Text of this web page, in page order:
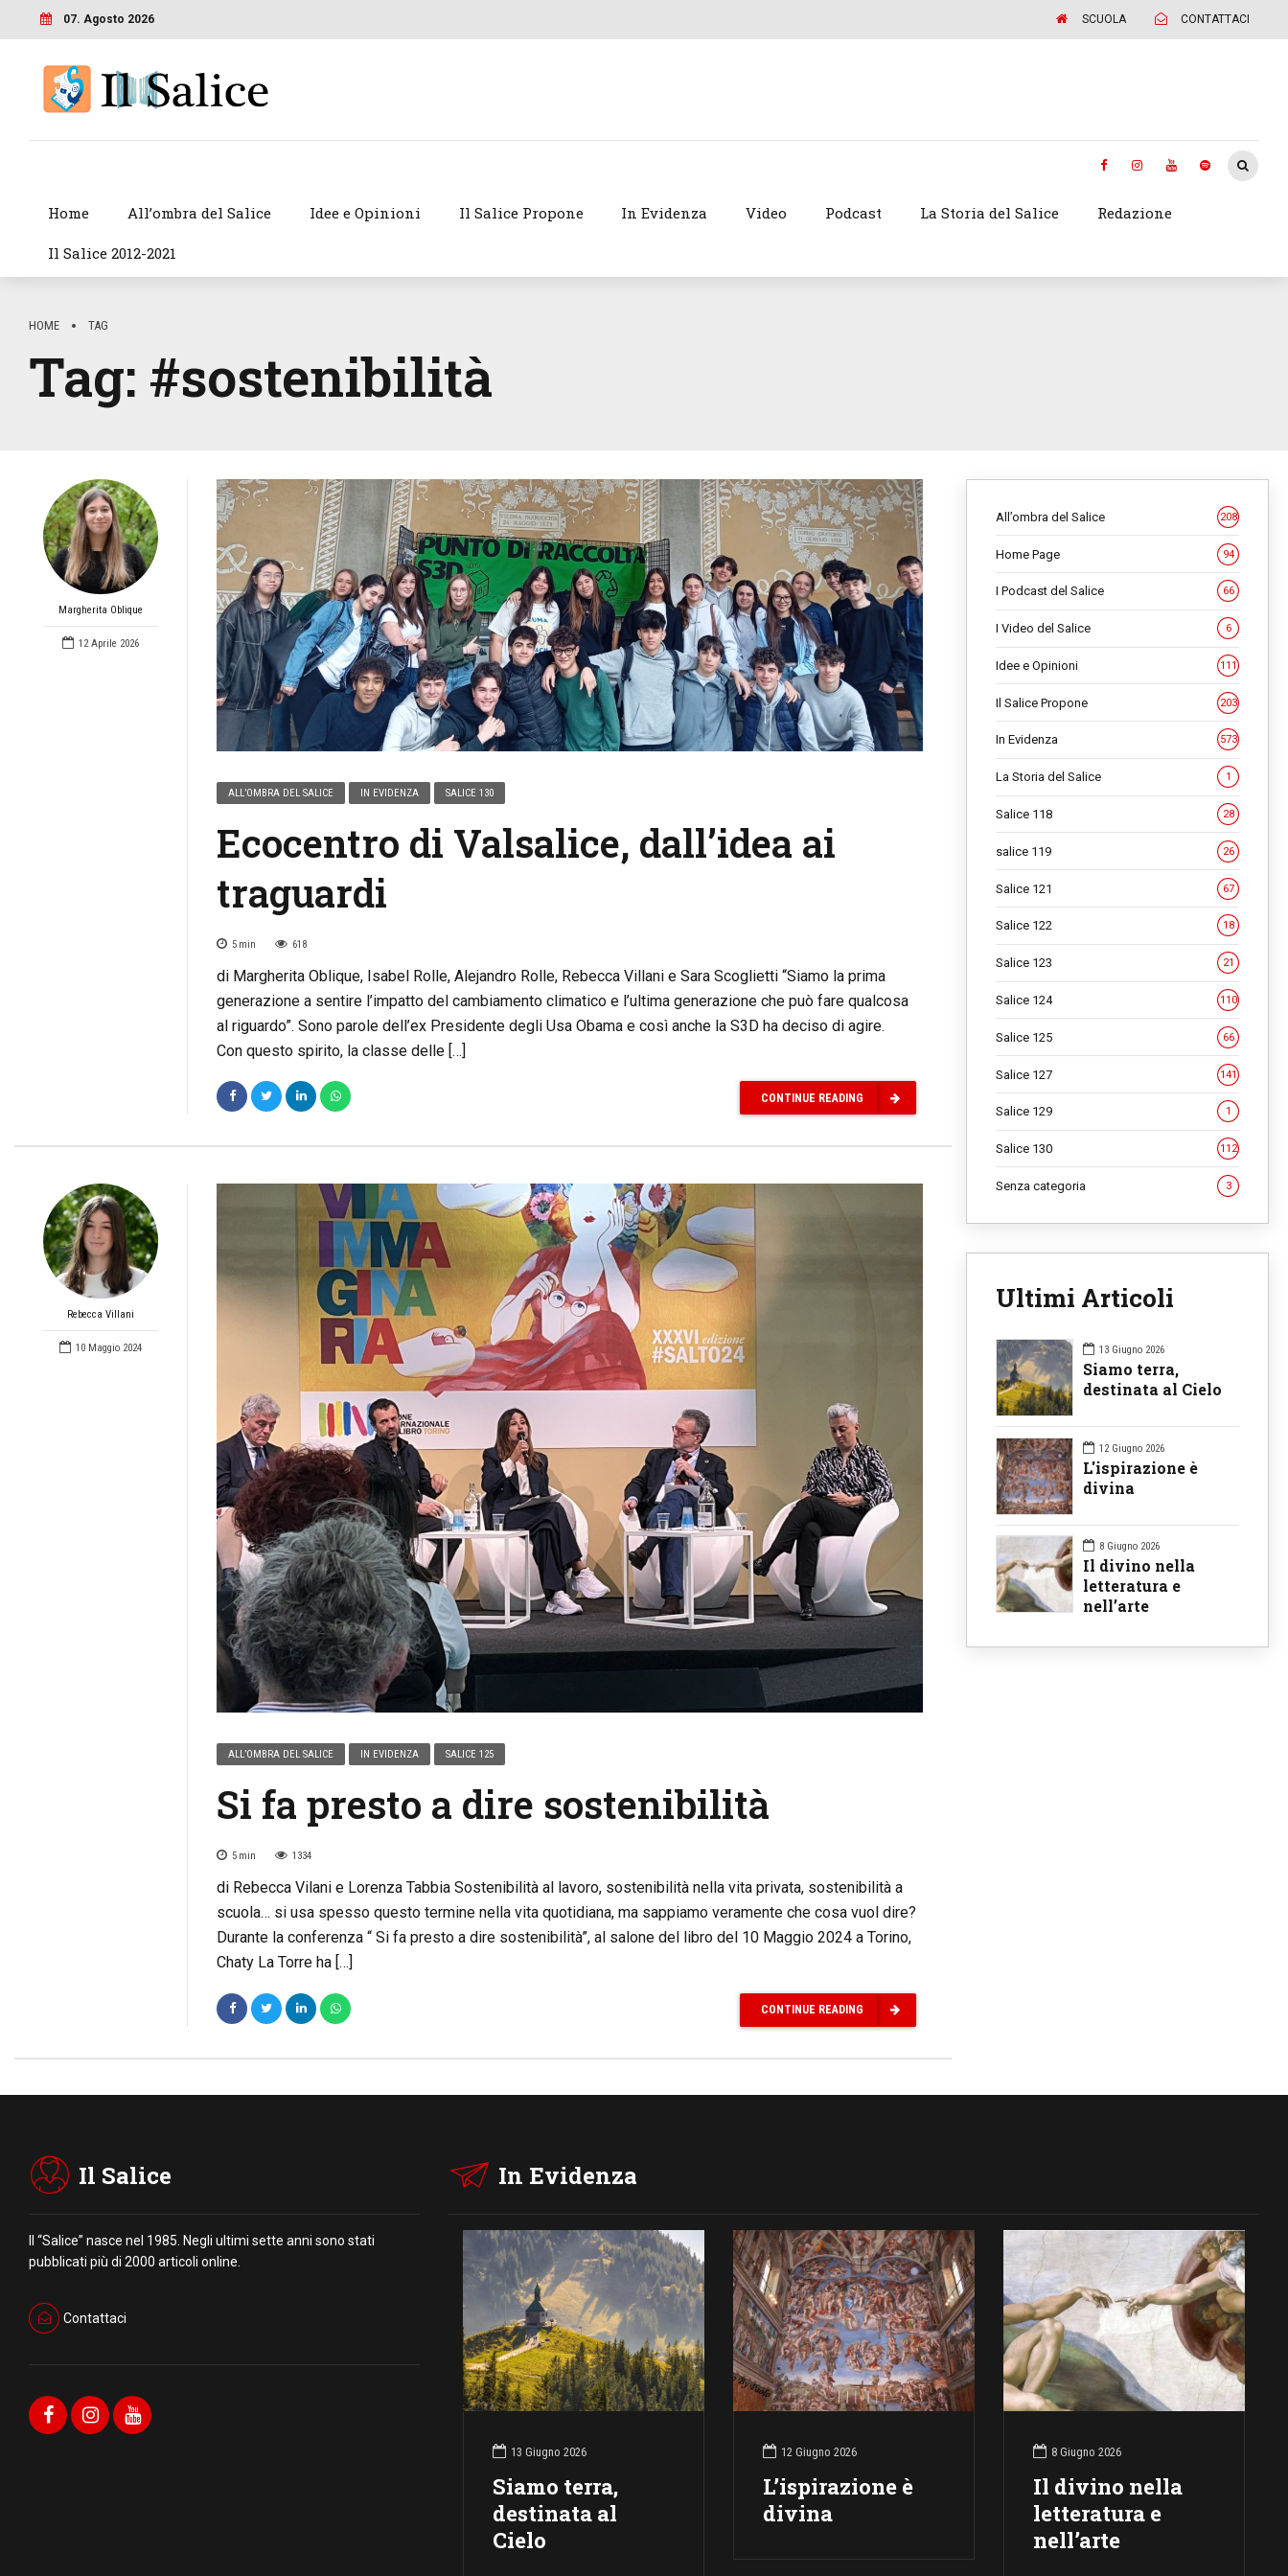
07. Agosto 2026 SCUOLA CONTATTACI
Home All’ombra del Salice Idee e Opinioni Il Salice Propone In Evidenza Video Podcast La Storia del Salice Redazione
Il Salice 2012-2021
HOME TAG
Tag: #sostenibilità
Margherita Oblique
12 Aprile 2026
ALL’OMBRA DEL SALICE IN EVIDENZA SALICE 130
Ecocentro di Valsalice, dall’idea ai
traguardi
5 min 618
di Margherita Oblique, Isabel Rolle, Alejandro Rolle, Rebecca Villani e Sara Scoglietti “Siamo la prima
generazione a sentire l’impatto del cambiamento climatico e l’ultima generazione che può fare qualcosa
al riguardo”. Sono parole dell’ex Presidente degli Usa Obama e così anche la S3D ha deciso di agire.
Con questo spirito, la classe delle […]
CONTINUE READING
Rebecca Villani
10 Maggio 2024
ALL’OMBRA DEL SALICE IN EVIDENZA SALICE 125
Si fa presto a dire sostenibilità
5 min 1334
di Rebecca Vilani e Lorenza Tabbia Sostenibilità al lavoro, sostenibilità nella vita privata, sostenibilità a
scuola… si usa spesso questo termine nella vita quotidiana, ma sappiamo veramente che cosa vuol dire?
Durante la conferenza “ Si fa presto a dire sostenibilità”, al salone del libro del 10 Maggio 2024 a Torino,
Chaty La Torre ha […]
CONTINUE READING
All’ombra del Salice 208
Home Page 94
I Podcast del Salice 66
I Video del Salice 6
Idee e Opinioni 111
Il Salice Propone 203
In Evidenza 573
La Storia del Salice 1
Salice 118 28
salice 119 26
Salice 121 67
Salice 122 18
Salice 123 21
Salice 124 110
Salice 125 66
Salice 127 141
Salice 129 1
Salice 130 112
Senza categoria 3
Ultimi Articoli
13 Giugno 2026
Siamo terra,
destinata al Cielo
12 Giugno 2026
L'ispirazione è
divina
8 Giugno 2026
Il divino nella
letteratura e
nell’arte
Il Salice
Il “Salice” nasce nel 1985. Negli ultimi sette anni sono stati
pubblicati più di 2000 articoli online.
Contattaci
In Evidenza
13 Giugno 2026
Siamo terra,
destinata al
Cielo
12 Giugno 2026
L’ispirazione è
divina
8 Giugno 2026
Il divino nella
letteratura e
nell’arte